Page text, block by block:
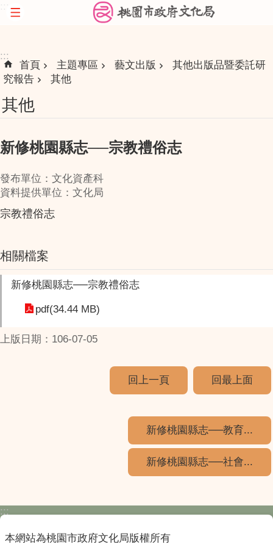
跳到主要內容區塊
:::
首頁 主題專區 藝文出版
其他出版品暨委託研
究報告
其他
其他
新修桃園縣志──宗教禮俗志
發布單位：文化資產科
資料提供單位：文化局
宗教禮俗志
相關檔案
新修桃園縣志──宗教禮俗志
pdf(34.44 MB)
上版日期：106-07-05
回上一頁 回最上面
新修桃園縣志──教育...
新修桃園縣志──社會...
:::
本網站為桃園市政府文化局版權所有